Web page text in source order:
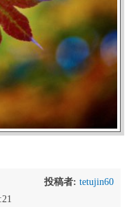
投稿者: tetujin60